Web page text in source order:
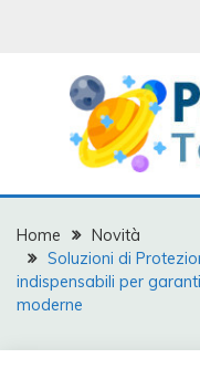
Home
Novità
Soluzioni di
indispensabili per
moderne